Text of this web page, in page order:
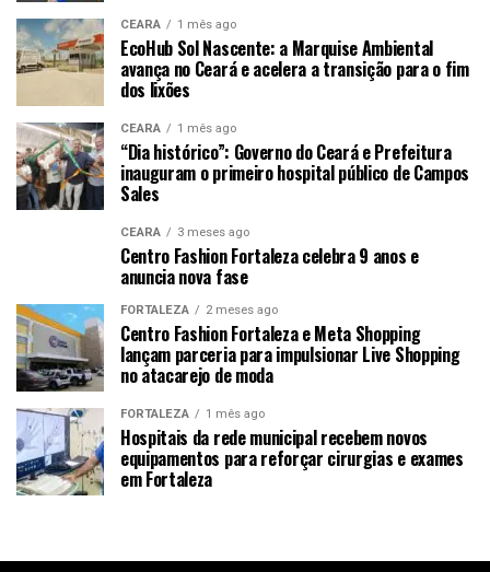
CEARÁ 1 mês ago
EcoHub Sol Nascente: a Marquise Ambiental
avança no Ceará e acelera a transição para o fim
dos lixões
CEARÁ 1 mês ago
“Dia histórico”: Governo do Ceará e Prefeitura
inauguram o primeiro hospital público de Campos
Sales
CEARÁ 3 meses ago
Centro Fashion Fortaleza celebra 9 anos e
anuncia nova fase
FORTALEZA 2 meses ago
Centro Fashion Fortaleza e Meta Shopping
lançam parceria para impulsionar Live Shopping
no atacarejo de moda
FORTALEZA 1 mês ago
Hospitais da rede municipal recebem novos
equipamentos para reforçar cirurgias e exames
em Fortaleza